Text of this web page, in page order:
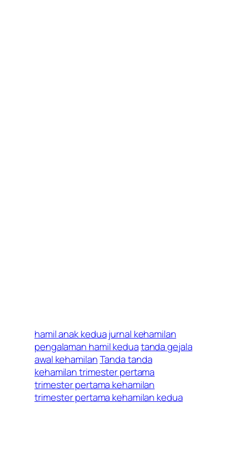
hamil anak keduajurnal kehamilan
pengalaman hamil keduatanda gejala
awal kehamilanTanda tanda
kehamilan trimester pertama
trimester pertama kehamilan
trimester pertama kehamilan kedua